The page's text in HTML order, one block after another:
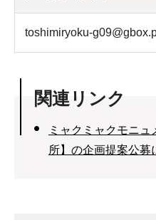
toshimiryoku-
関連リンク
ミャクミャクモニ
所】の企画提案公募